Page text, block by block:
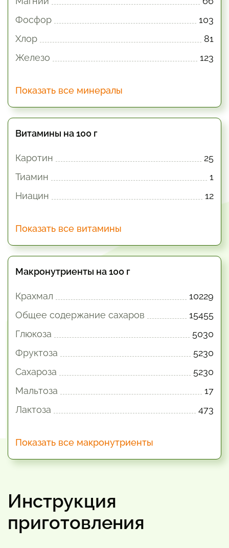
Фосфор
103
Хлор
81
Железо
123
Показать все минералы
Витамины на 100 г
Каротин
25
Тиамин
1
Ниацин
12
Показать все витамины
Макронутриенты на 100 г
Крахмал
10229
Общее содержание сахаров
15455
Глюкоза
5030
Фруктоза
5230
Сахароза
5230
Мальтоза
17
Лактоза
473
Показать все макронутриенты
Инструкция
приготовления